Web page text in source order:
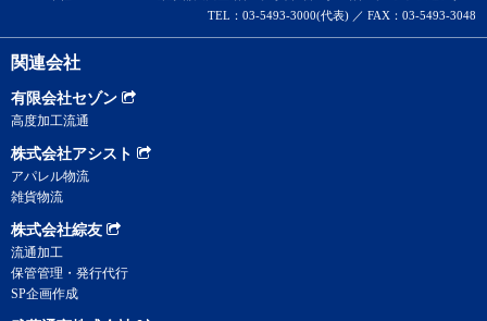
TEL：03-5493-3000(代表) ／ FAX：03-5493-3048
関連会社
有限会社セゾン
高度加工流通
株式会社アシスト
アパレル物流
雑貨物流
株式会社綜友
流通加工
保管管理・発行代行
SP企画作成